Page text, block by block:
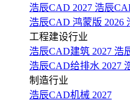
浩辰CAD 2027 浩辰
浩辰CAD 鸿蒙版 2026
工程建设行业
浩辰CAD建筑 2027 浩
浩辰CAD给排水 2027
制造行业
浩辰CAD机械 2027